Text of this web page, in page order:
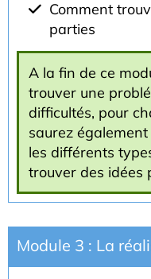
Comment
parties
A la fin de ce
trouver une
difficultés, pour
saurez
les différents
trouver des idées
Module 3 : La